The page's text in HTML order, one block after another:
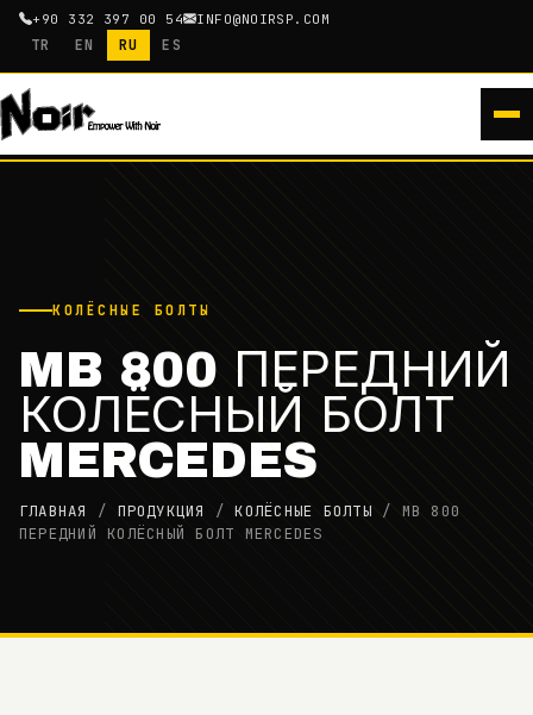
+90 332 397 00 54 INFO@NOIRSP.COM
TR EN RU ES
КОЛЁСНЫЕ БОЛТЫ
MB 800 ПЕРЕДНИЙ
КОЛЁСНЫЙ БОЛТ
MERCEDES
ГЛАВНАЯ / ПРОДУКЦИЯ /КОЛЁСНЫЕ БОЛТЫ / MB 800
ПЕРЕДНИЙ КОЛЁСНЫЙ БОЛТ MERCEDES